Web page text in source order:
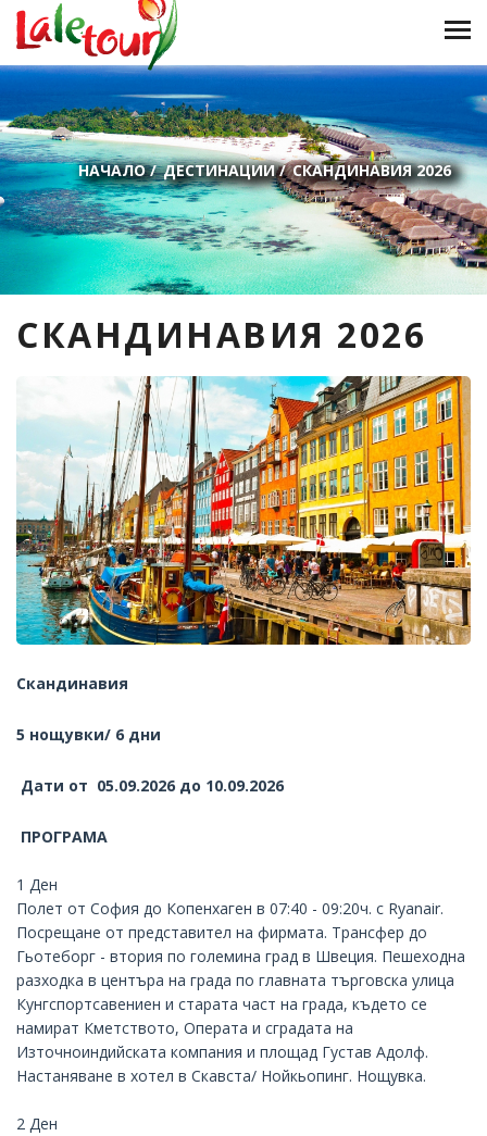
НАЧАЛО/ ДЕСТИНАЦИИ/ СКАНДИНАВИЯ 2026
СКАНДИНАВИЯ 2026
Скандинавия
5 нощувки/ 6 дни
Дати от 05.09.2026 до 10.09.2026
ПРОГРАМА
1 Ден
Полет от София до Копенхаген в 07:40 - 09:20ч. с Ryanair.
Посрещане от представител на фирмата. Трансфер до
Гьотеборг - втория по големина град в Швеция. Пешеходна
разходка в центъра на града по главната търговска улица
Кунгспортсавениен и старата част на града, където се
намират Кметството, Операта и сградата на
Източноиндийската компания и площад Густав Адолф.
Настаняване в хотел в Скавста/ Нойкьопинг. Нощувка.
2 Ден